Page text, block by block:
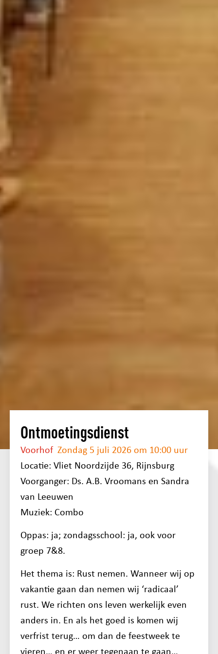
Ontmoetingsdienst
Voorhof Zondag 5 juli 2026 om 10:00 uur
Locatie: Vliet Noordzijde 36, Rijnsburg
Voorganger: Ds. A.B. Vroomans en Sandra
van Leeuwen
Muziek: Combo
Oppas: ja; zondagsschool: ja, ook voor
groep 7&8.
Het thema is: Rust nemen. Wanneer wij op
vakantie gaan dan nemen wij ‘radicaal’
rust. We richten ons leven werkelijk even
anders in. En als het goed is komen wij
verfrist terug… om dan de feestweek te
vieren… en er weer tegenaan te gaan…